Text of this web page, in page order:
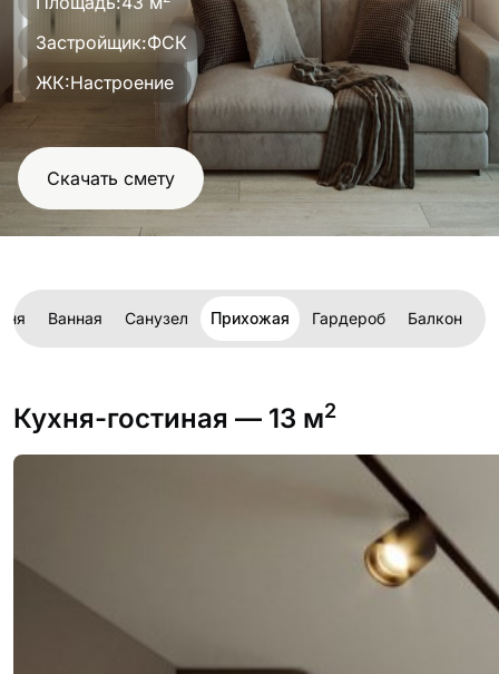
проект
Застройщик:ФСК
ЖК:Настроение
Скачать смету
Ванная Санузел Прихожая Гардероб Балкон
Кухня-гостиная — 13 м2